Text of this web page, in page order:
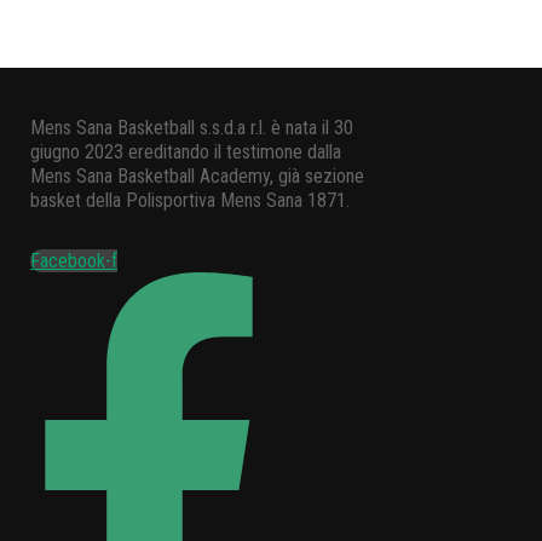
Mens Sana Basketball s.s.d.a r.l. è nata il 30
giugno 2023 ereditando il testimone dalla
Mens Sana Basketball Academy, già sezione
basket della Polisportiva Mens Sana 1871.
Facebook-f